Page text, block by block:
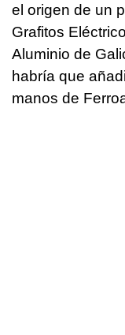
el origen de un
Grafitos
Aluminio de
habría que
manos de